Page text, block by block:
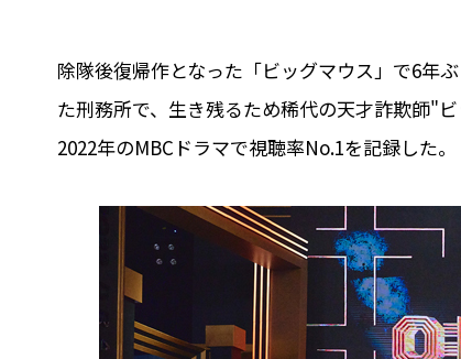
除隊後復帰作となった「ビッグマウス」で6年
た刑務所で、生き残るため稀代の天才詐欺師"
2022年のMBCドラマで視聴率No.1を記録した。